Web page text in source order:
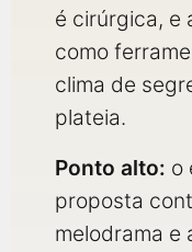
é cirúrgica, e
como
clima de
plateia.
Ponto alto: o
proposta
melodrama e